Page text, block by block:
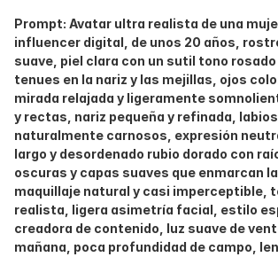
Prompt: Avatar ultra realista de una
influencer digital, de unos 20 años,
suave, piel clara con un sutil tono
tenues en la nariz y las mejillas, ojos
mirada relajada y ligeramente
y rectas, nariz pequeña y refinada,
naturalmente carnosos, expresión
largo y desordenado rubio dorado con
oscuras y capas suaves que enmarcan la
maquillaje natural y casi imperceptible,
realista, ligera asimetría facial, estilo
creadora de contenido, luz suave de
mañana, poca profundidad de campo,